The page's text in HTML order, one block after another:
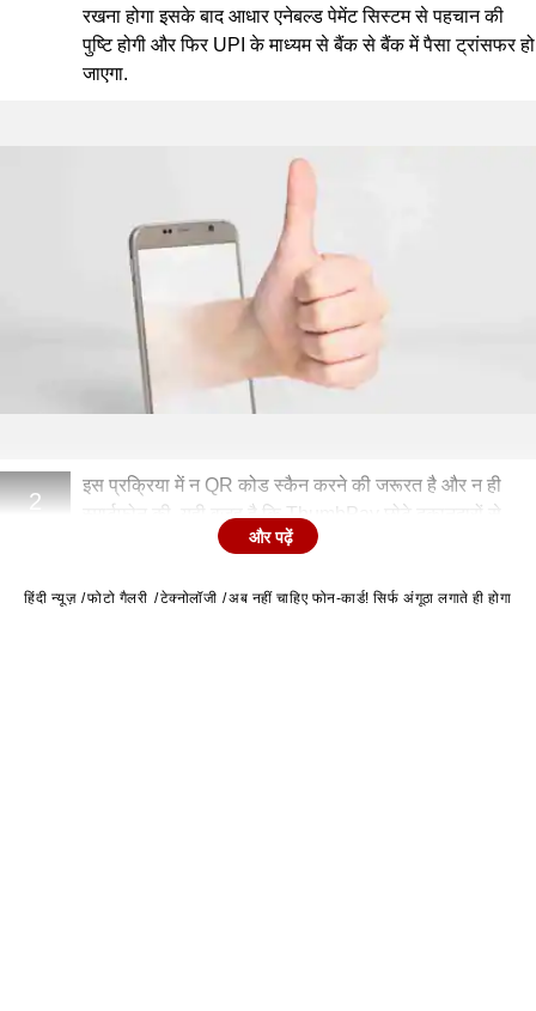
रखना होगा इसके बाद आधार एनेबल्ड पेमेंट सिस्टम से पहचान की
पुष्टि होगी और फिर UPI के माध्यम से बैंक से बैंक में पैसा ट्रांसफर हो
जाएगा.
2
इस प्रक्रिया में न QR कोड स्कैन करने की जरूरत है और न ही
स्मार्टफोन की. यही वजह है कि ThumbPay छोटे दुकानदारों से
लेकर बड़े स्टोर्स तक हर जगह काम आ सकता है.
और पढ़ें
हिंदी न्यूज़ फोटो गैलरी टेक्नोलॉजी अब नहीं चाहिए फोन-कार्ड! सिर्फ अंगूठा लगाते ही होगा